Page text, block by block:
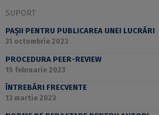
SUPORT
PAȘII PENTRU PUBLICAREA UNEI LUCRĂRI
31 octombrie 2023
PROCEDURA PEER-REVIEW
15 februarie 2023
ÎNTREBĂRI FRECVENTE
13 martie 2023